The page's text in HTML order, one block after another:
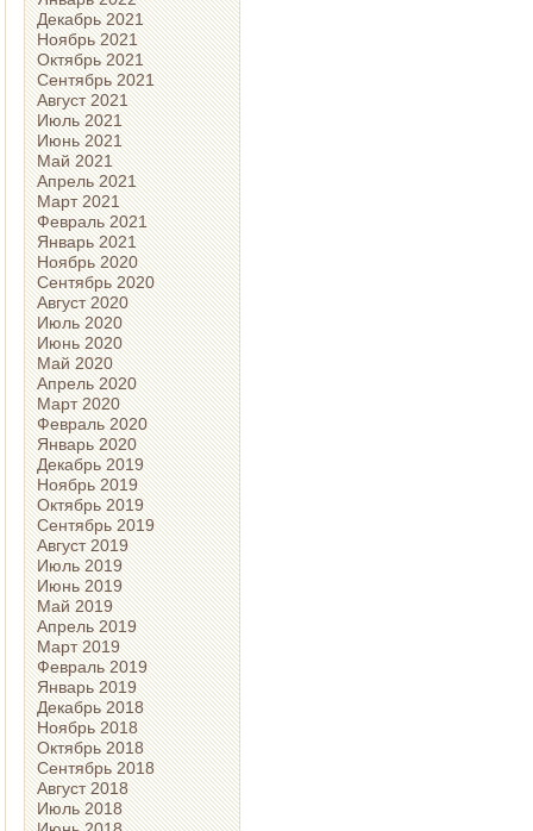
Декабрь 2021
Ноябрь 2021
Октябрь 2021
Сентябрь 2021
Август 2021
Июль 2021
Июнь 2021
Май 2021
Апрель 2021
Март 2021
Февраль 2021
Январь 2021
Ноябрь 2020
Сентябрь 2020
Август 2020
Июль 2020
Июнь 2020
Май 2020
Апрель 2020
Март 2020
Февраль 2020
Январь 2020
Декабрь 2019
Ноябрь 2019
Октябрь 2019
Сентябрь 2019
Август 2019
Июль 2019
Июнь 2019
Май 2019
Апрель 2019
Март 2019
Февраль 2019
Январь 2019
Декабрь 2018
Ноябрь 2018
Октябрь 2018
Сентябрь 2018
Август 2018
Июль 2018